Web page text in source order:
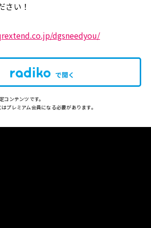
さい！
dgsneedyou/
で開く
ンテンツです。
プレミアム会員になる必要があります。